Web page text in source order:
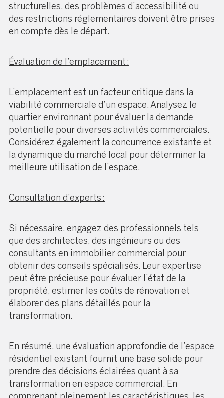
structurelles, des problèmes d’accessibilité ou
des restrictions réglementaires doivent être prises
en compte dès le départ.
Évaluation de l’emplacement :
L’emplacement est un facteur critique dans la
viabilité commerciale d’un espace. Analysez le
quartier environnant pour évaluer la demande
potentielle pour diverses activités commerciales.
Considérez également la concurrence existante et
la dynamique du marché local pour déterminer la
meilleure utilisation de l’espace.
Consultation d’experts :
Si nécessaire, engagez des professionnels tels
que des architectes, des ingénieurs ou des
consultants en immobilier commercial pour
obtenir des conseils spécialisés. Leur expertise
peut être précieuse pour évaluer l’état de la
propriété, estimer les coûts de rénovation et
élaborer des plans détaillés pour la
transformation.
En résumé, une évaluation approfondie de l’espace
résidentiel existant fournit une base solide pour
prendre des décisions éclairées quant à sa
transformation en espace commercial. En
comprenant pleinement les caractéristiques, les